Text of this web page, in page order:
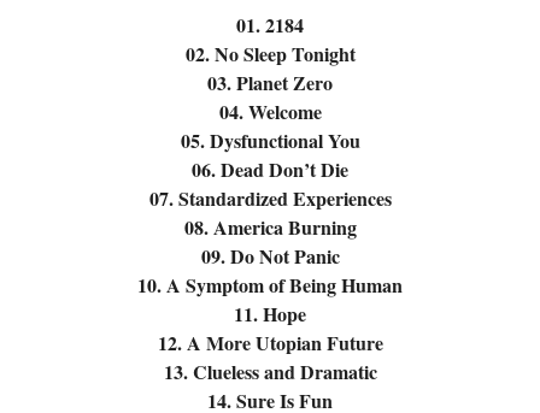
01. 2184
02. No Sleep Tonight
03. Planet Zero
04. Welcome
05. Dysfunctional You
06. Dead Don’t Die
07. Standardized Experiences
08. America Burning
09. Do Not Panic
10. A Symptom of Being Human
11. Hope
12. A More Utopian Future
13. Clueless and Dramatic
14. Sure Is Fun